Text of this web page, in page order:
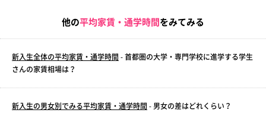
他の平均家賃・通学時間をみてみる
新入生全体の平均家賃・通学時間 - 首都圏の大学・専門学校に進学する学生
さんの家賃相場は？
新入生の男女別でみる平均家賃・通学時間 - 男女の差はどれくらい？